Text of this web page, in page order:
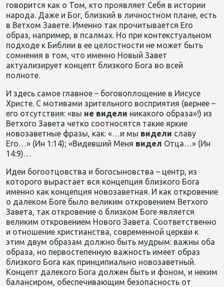
говорится как о Том, кто проявляет Себя в истории
народа. Даже и Бог, близкий в личностном плане, есть
в Ветхом Завете. Именно так прочитывается Его
образ, например, в псалмах. Но при контекстуальном
подходе к Библии в ее целостности не может быть
сомнения в том, что именно Новый Завет
актуализирует концепт близкого Бога во всей
полноте.
И здесь самое главное – боговоплощение в Иисусе
Христе. С мотивами зрительного восприятия (вернее –
его отсутствия: «вы не видели никакого образа»!) из
Ветхого Завета четко соотносятся такие яркие
новозаветные фразы, как: «…и мы видели славу
Его…» (Ин 1:14); «Видевший Меня видел Отца…» (Ин
14:9)…
Идеи богоотцовства и богосыновства – центр, из
которого вырастает вся концепция близкого Бога
именно как концепция новозаветная. И как откровение
о далеком Боге было великим откровением Ветхого
Завета, так откровение о близком Боге является
великим откровением Нового Завета. Соответственно
и отношение христианства, современной церкви к
этим двум образам должно быть мудрым: важны оба
образа, но первостепенную важность имеет образ
близкого Бога как принципиально новозаветный.
Концепт далекого Бога должен быть и фоном, и неким
балансиром, обеспечивающим безопасность от